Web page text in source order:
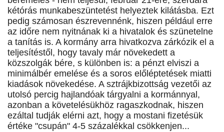
kétórás munkabeszüntetést helyeztek kilátásba. Ezt
pedig számosan észrevennénk, hiszen például erre
az időre nem nyitnának ki a hivatalok és szünetelne
a tanítás is. A kormány arra hivatkozva zárkózik el a
teljesítéstől, hogy tavaly már növekedett a
közszolgák bére, s különben is: a pénzt elviszi a
minimálbér emelése és a soros előléptetések miatti
kiadások növekedése. A sztrájkbizottság vezetői az
utolsó percig hajlandóak tárgyalni a kormánnyal,
azonban a követelésükhöz ragaszkodnak, hiszen
ezáltal tudják elérni azt, hogy a mostani fizetésük
értéke "csupán" 4-5 százalékkal csökkenjen...